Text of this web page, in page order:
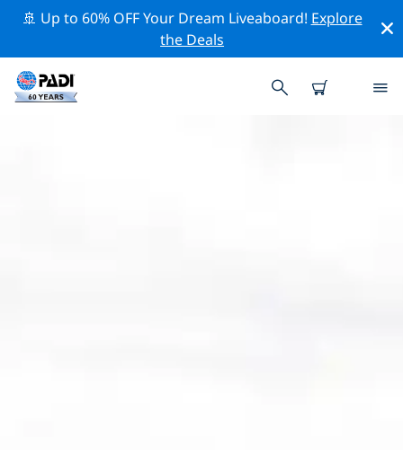
🚢 Up to 60% OFF Your Dream Liveaboard! Explore
the Deals